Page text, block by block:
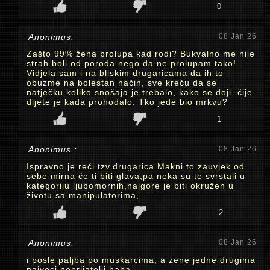
0
Anonimus: 08 Jan 26
Zašto 99% žena prolupa kad rodi? Bukvalno me nije
strah boli od poroda nego da ne prolupam tako!
Vidjela sam i na bliskim drugaricama da ih to
obuzme na bolestan način, sve kreću da se
natječku koliko snošaja je trebalo, kako se doji, čije
dijete je kada prohodalo. Tko jede bio mrkvu?
1
Anonimus : 08 Jan 26
Ispravno je reći tzv.drugarica.Makni to zauvjek od
sebe mirna će ti biti glava,pa neka su te svrstali u
kategoriju ljubomornih,najgore je biti okružen u
životu sa manipulatorima,
-2
Anonimus: 08 Jan 26
i posle paljba po muskarcima, a zene jedne drugima